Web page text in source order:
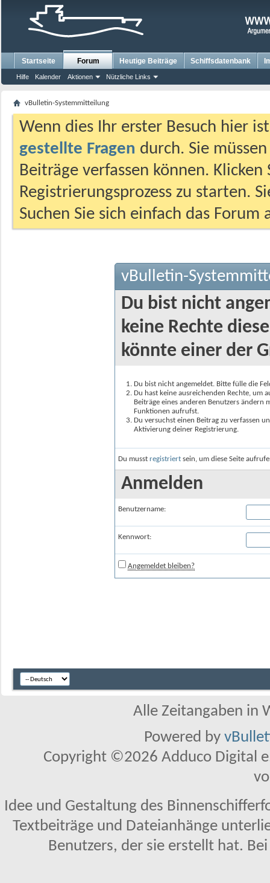
Startseite Forum
Hilfe Kalender Aktionen Nützliche Links
Heutige Beiträge Schiffsdatenbank
vBulletin-Systemmitteilung
Wenn dies Ihr erster Besuch hier
gestellte Fragen durch. Sie
Beiträge verfassen können.
Registrierungsprozess zu starten.
Suchen Sie sich einfach das
vBulletin-
Du bist nicht
keine Rechte
könnte einer der
Du bist nicht angemeldet. Bitte fülle die
Du hast keine ausreichenden Rechte, um
Beiträge eines anderen Benutzers
Funktionen aufrufst.
Du versuchst einen Beitrag zu verfassen
Aktivierung deiner Registrierung.
Du musst registriert sein, um diese Seite
Anmelden
Benutzername:
Kennwort:
Angemeldet bleiben?
Alle Zeitangaben in
Powered by
Copyright ©2026 Adduco Digital
Idee und Gestaltung des
Textbeiträge und Dateianhänge
Benutzers, der sie erstellt hat.